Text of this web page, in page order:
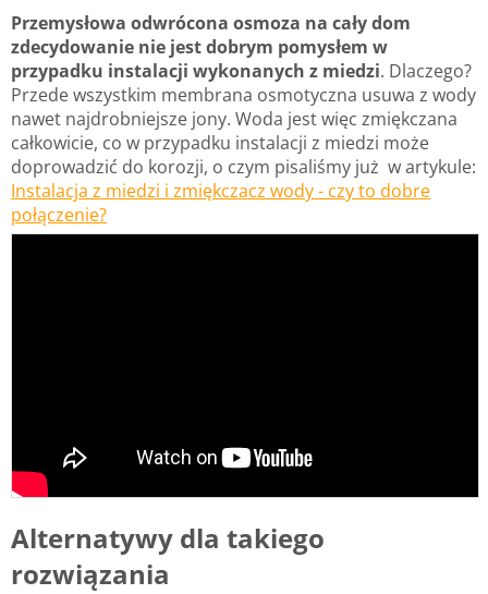
Przemysłowa odwrócona osmoza na cały dom
zdecydowanie nie jest dobrym pomysłem w
przypadku instalacji wykonanych z miedzi. Dlaczego?
Przede wszystkim membrana osmotyczna usuwa z wody
nawet najdrobniejsze jony. Woda jest więc zmiękczana
całkowicie, co w przypadku instalacji z miedzi może
doprowadzić do korozji, o czym pisaliśmy już w artykule:
Instalacja z miedzi i zmiękczacz wody - czy to dobre
połączenie?
Alternatywy dla takiego
rozwiązania